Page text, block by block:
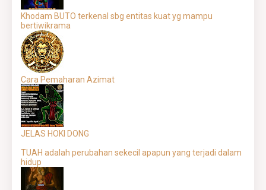
Khodam BUTO terkenal sbg entitas kuat yg mampu
bertiwikrama
Cara Pemaharan Azimat
JELAS HOKI DONG
TUAH adalah perubahan sekecil apapun yang terjadi dalam
hidup